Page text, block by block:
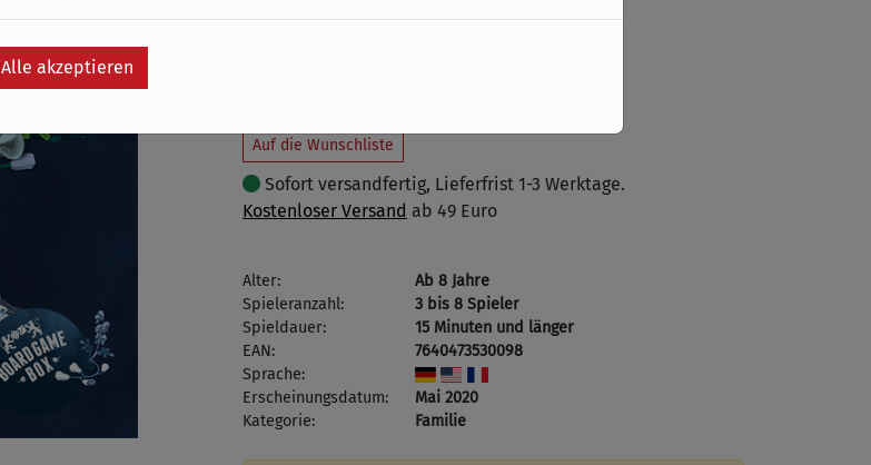
Auf die Wunschliste
Sofort versandfertig, Lieferfrist 1-3 Werktage.
Kostenloser Versand ab 49 Euro
Alter:
Ab 8 Jahre
Spieleranzahl:
3 bis 8 Spieler
Spieldauer:
15 Minuten und länger
EAN:
7640473530098
Sprache:
Erscheinungsdatum:
Mai 2020
Kategorie:
Familie
Alle akzeptieren